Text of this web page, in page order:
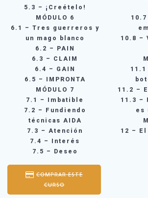
5.3 – ¡Creételo!
MÓDULO 6
6.1 – Tres guerreros y
un mago blanco
6.2 – PAIN
6.3 – CLAIM
6.4 – GAIN
6.5 – IMPRONTA
MÓDULO 7
7.1 – Imbatible
7.2 – Fundiendo
técnicas AIDA
7.3 – Atención
7.4 – Interés
7.5 – Deseo
COMPRAR ESTE
CURSO
10.8 –
11.2 –
11.3 –
es
12 –